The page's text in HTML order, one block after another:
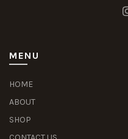
MENU
HOME
ABOUT
SHOP